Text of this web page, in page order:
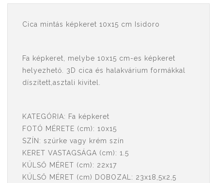
Cica mintás képkeret 10x15 cm Isidoro
Fa képkeret, melybe 10x15 cm-es képkeret
helyezhető. 3D cica és halakvárium formákkal
díszített,asztali kivitel.
KATEGÓRIA: Fa képkeret
FOTÓ MÉRETE (cm): 10x15
SZÍN: szürke vagy krém szín
KERET VASTAGSÁGA (cm): 1.5
KÜLSŐ MÉRET (cm): 22x17
KÜLSŐ MÉRET (cm) DOBOZAL: 23x18,5x2,5